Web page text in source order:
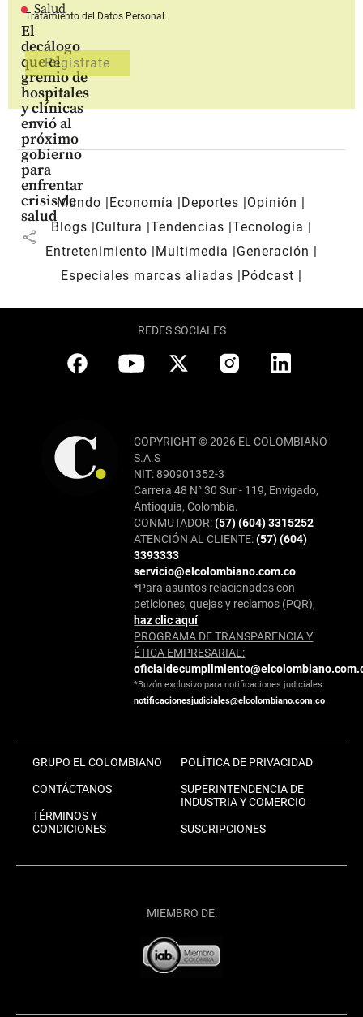
Salud
El
decálogo
que el
gremio de
hospitales
y clínicas
envió al
próximo
gobierno
para
enfrentar
crisis de
salud
share
Tratamiento del Datos Personal.
Mundo Economía Deportes
Opinión
Blogs
Cultura Tendencias Tecnología
Entretenimiento
Multimedia
Generación
Especiales marcas aliadas
Pódcast
REDES SOCIALES
COPYRIGHT © 2026 EL COLOMBIANO
S.A.S
NIT: 890901352-3
Carrera 48 N° 30 Sur - 119, Envigado,
Antioquia, Colombia.
CONMUTADOR:(57) (604) 3315252
ATENCIÓN AL CLIENTE:(57) (604)
3393333
servicio@elcolombiano.com.co
*Para asuntos relacionados con
peticiones, quejas y reclamos (PQR),
haz clic aquí
PROGRAMA DE TRANSPARENCIA Y
ÉTICA EMPRESARIAL:
*Buzón exclusivo para notificaciones judiciales:
notificacionesjudiciales@elcolombiano.com.co
GRUPO EL COLOMBIANO
CONTÁCTANOS
TÉRMINOS Y
CONDICIONES
POLÍTICA DE PRIVACIDAD
SUPERINTENDENCIA DE
INDUSTRIA Y COMERCIO
SUSCRIPCIONES
MIEMBRO DE: